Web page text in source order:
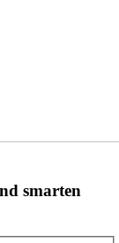
smarten